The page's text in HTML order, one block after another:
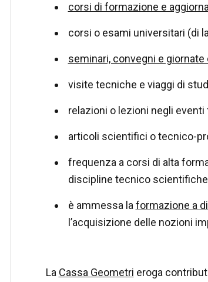
corsi di formazione e
corsi o esami universitari (di
seminari, convegni e giornate
visite tecniche e viaggi di
relazioni o lezioni negli eventi
articoli scientifici o tecnico-
frequenza a corsi di alta
discipline tecnico
è ammessa laformazione a
l’acquisizione delle nozioni
La Cassa Geometri eroga